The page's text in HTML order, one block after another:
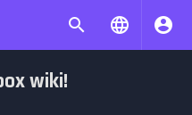
wiki!